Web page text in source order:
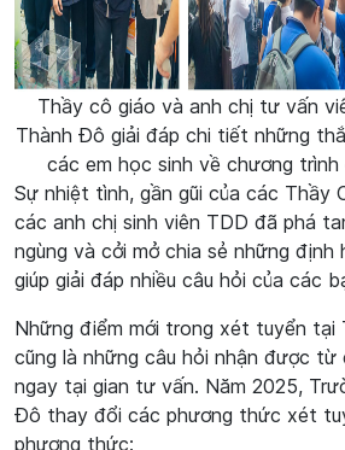
Thầy cô giáo và anh chị tư vấn
Thành Đô giải đáp chi tiết những
các em học sinh về chương
Sự nhiệt tình, gần gũi của các Thầy
các anh chị sinh viên TDD đã phá
ngùng và cởi mở chia sẻ những định
giúp giải đáp nhiều câu hỏi của các
Những điểm mới trong xét tuyển tại
cũng là những câu hỏi nhận được từ
ngay tại gian tư vấn. Năm 2025,
Đô thay đổi các phương thức xét
phương thức: